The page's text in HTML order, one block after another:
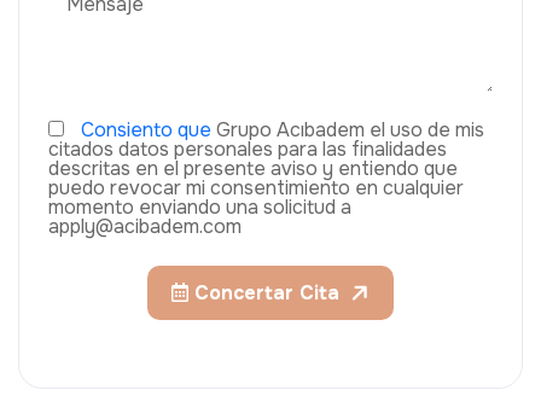
Consiento que Grupo Acıbadem el uso de mis
citados datos personales para las finalidades
descritas en el presente aviso y entiendo que
puedo revocar mi consentimiento en cualquier
momento enviando una solicitud a
apply@acibadem.com
Concertar Cita